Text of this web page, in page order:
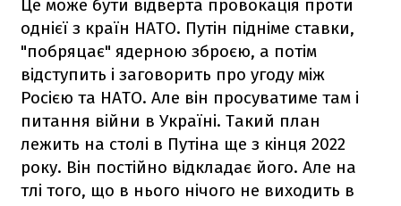
Це може бути відверта провокація проти
однієї з країн НАТО. Путін підніме ставки,
"побряцає" ядерною зброєю, а потім
відступить і заговорить про угоду між
Росією та НАТО. Але він просуватиме там і
питання війни в Україні. Такий план
лежить на столі в Путіна ще з кінця 2022
року. Він постійно відкладає його. Але на
тлі того, що в нього нічого не виходить в